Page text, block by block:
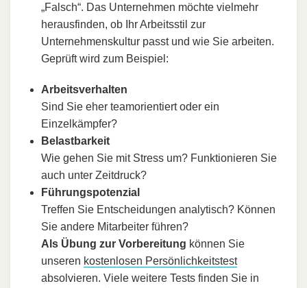
„Falsch“. Das Unternehmen möchte vielmehr
herausfinden, ob Ihr Arbeitsstil zur
Unternehmenskultur passt und wie Sie arbeiten.
Geprüft wird zum Beispiel:
Arbeitsverhalten
Sind Sie eher teamorientiert oder ein
Einzelkämpfer?
Belastbarkeit
Wie gehen Sie mit Stress um? Funktionieren Sie
auch unter Zeitdruck?
Führungspotenzial
Treffen Sie Entscheidungen analytisch? Können
Sie andere Mitarbeiter führen?
Als Übung zur Vorbereitung können Sie
unseren kostenlosen Persönlichkeitstest
absolvieren. Viele weitere Tests finden Sie in